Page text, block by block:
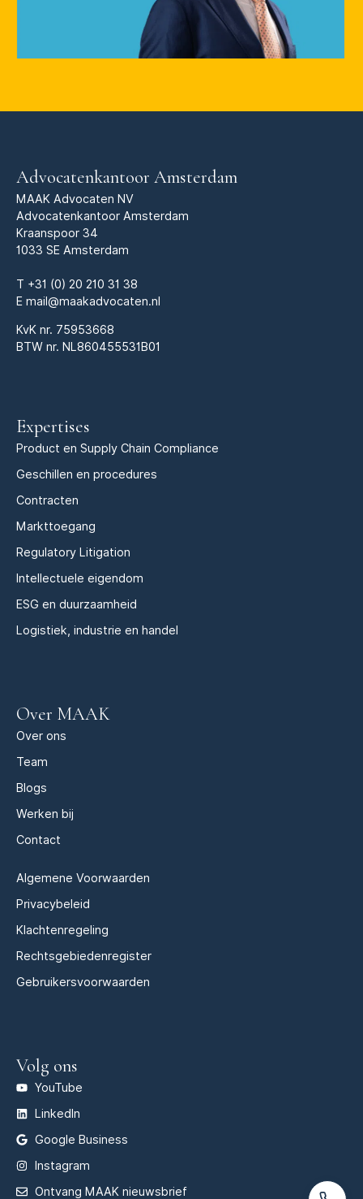
Advocatenkantoor Amsterdam
MAAK Advocaten NV
Advocatenkantoor Amsterdam
Kraanspoor 34
1033 SE Amsterdam
T +31 (0) 20 210 31 38
E mail@maakadvocaten.nl
KvK nr. 75953668
BTW nr. NL860455531B01
Expertises
Product en Supply Chain Compliance
Geschillen en procedures
Contracten
Markttoegang
Regulatory Litigation
Intellectuele eigendom
ESG en duurzaamheid
Logistiek, industrie en handel
Over MAAK
Over ons
Team
Blogs
Werken bij
Contact
Algemene Voorwaarden
Privacybeleid
Klachtenregeling
Rechtsgebiedenregister
Gebruikersvoorwaarden
Volg ons
YouTube
LinkedIn
Google Business
Instagram
Ontvang MAAK nieuwsbrief